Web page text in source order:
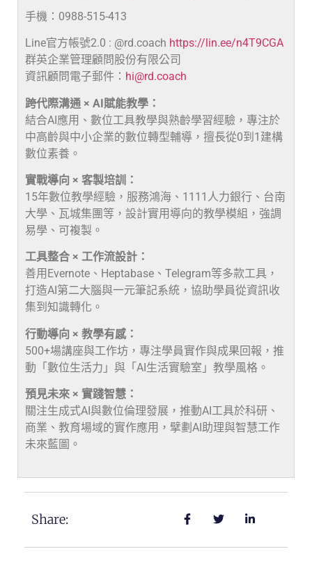
手機：0988-515-413
Line官方帳號2.0 : @rd.coach https://lin.ee/n4T9CGA
群英企業管理顧問股份有限公司
資訊顧問電子郵件： hi@rd.coach
跨代際溝通 × AI賦能教學：
結合AI應用、數位工具教學與熟齡學習經驗，專注於
中高齡與中小企業的數位轉型輔導，擅長從0到1建構
數位素養。
實戰導向 × 客製培訓：
15年數位教學經驗，服務鴻海、1111人力銀行、台南
大學、瓦城集團等，設計實用導向的教學模組，強調
易學、可複製。
工具整合 × 工作流設計：
善用Evernote、Heptabase、Telegram等多款工具，
打造AI第二大腦與一元筆記系統，協助學員從資訊收
集到知識轉化。
行動導向 × 教學有感：
500+場講座與工作坊，專注學員實作與成果回報，推
動「數位生活力」與「AI生活實驗室」教學風格。
預見未來 × 實踐智慧：
關注生成式AI與數位倫理發展，推動AI工具於科研、
商業、教育場域的實作應用，擘劃AI助理與智慧工作
未來藍圖。
Share: